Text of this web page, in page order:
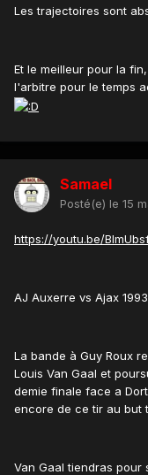
Les trajectoires sont
Et le meilleur pour la
l'arbitre pour le temps
Samael
Posté(e) le 15
https://youtu.be/
AJ Auxerre vs Ajax 1993
La bande à Guy Roux
Louis Van Gaal et
demie finale face a
encore de ce tir au but
Van Gaal tiendras